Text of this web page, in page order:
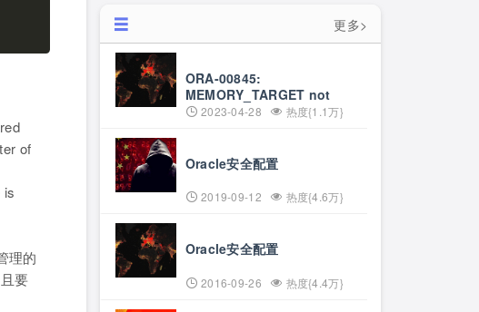
of
is
理的
要
更多>
ORA-00845:
MEMORY_TARGET not
supported on this system问
2023-04-28 热度{1.1万}
Oracle安全配置
2019-09-12 热度{4.6万}
Oracle安全配置
2016-09-26 热度{4.4万}